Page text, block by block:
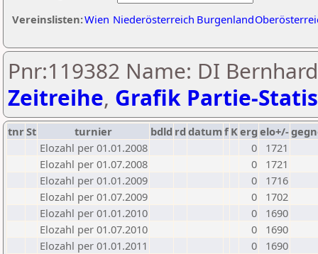
Vereinslisten:Wien Niederösterreich Burgenland
Pnr:119382 Name: DI
Zeitreihe, Grafik Partie-
tnrSt turnier bdld rd datumf Kerg elo+/-
Elozahl per 01.01.2008
0
1721
Elozahl per 01.07.2008
0
1721
Elozahl per 01.01.2009
0
1716
Elozahl per 01.07.2009
0
1702
Elozahl per 01.01.2010
0
1690
Elozahl per 01.07.2010
0
1690
Elozahl per 01.01.2011
0
1690